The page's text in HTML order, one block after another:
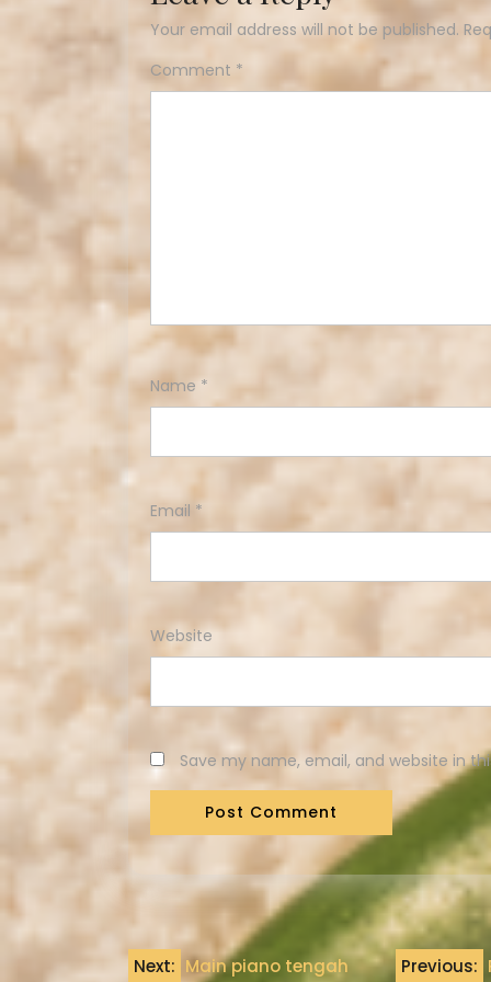
Your email address will not be published.
Comment *
Name *
Email *
Website
Save my name, email, and website in
Previous:
Next: Main piano tengah